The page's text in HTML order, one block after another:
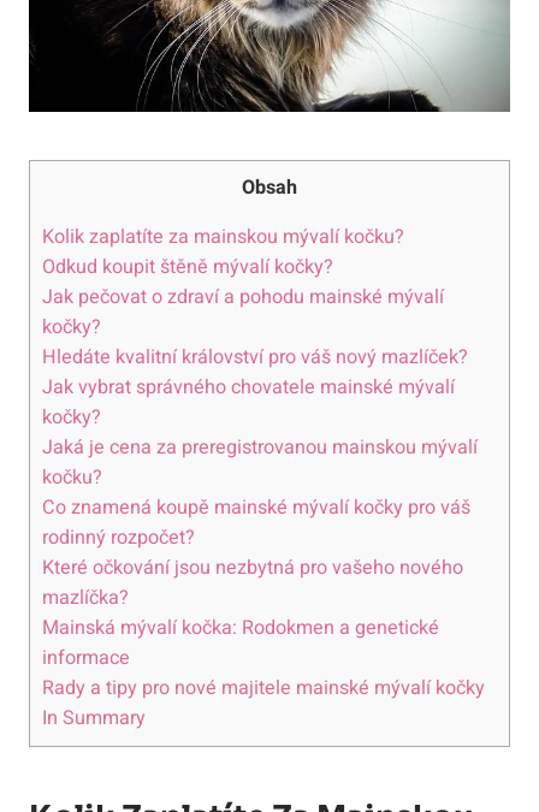
Obsah
Kolik zaplatíte za mainskou mývalí kočku?
Odkud koupit štěně mývalí kočky?
Jak pečovat o zdraví a pohodu mainské mývalí
kočky?
Hledáte kvalitní království pro váš nový mazlíček?
Jak vybrat správného chovatele mainské mývalí
kočky?
Jaká je cena za preregistrovanou mainskou mývalí
kočku?
Co znamená koupě mainské mývalí kočky pro váš
rodinný rozpočet?
Které očkování jsou nezbytná pro vašeho nového
mazlíčka?
Mainská mývalí kočka: Rodokmen a genetické
informace
Rady a tipy pro nové majitele mainské mývalí kočky
In Summary